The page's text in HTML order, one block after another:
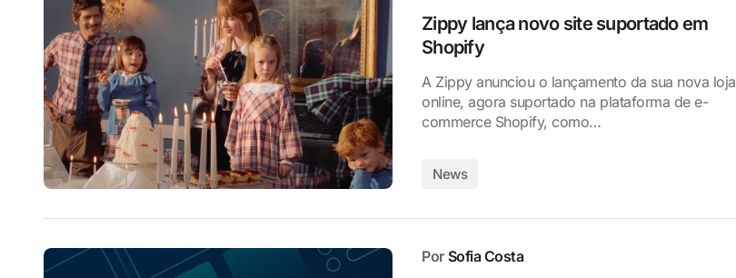
Zippy lança novo site suportado em
Shopify
A Zippy anunciou o lançamento da sua nova loja
online, agora suportado na plataforma de e-
commerce Shopify, como…
News
Por Sofia Costa